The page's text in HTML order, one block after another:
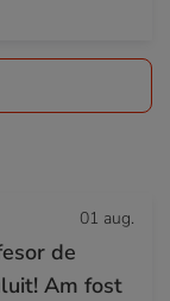
01 aug.
de
Am fost